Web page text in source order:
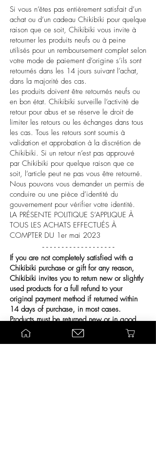
Si vous n’êtes pas entièrement satisfait d’un
achat ou d’un cadeau Chikibiki pour quelque
raison que ce soit, Chikibiki vous invite à
retourner les produits neufs ou à peine
utilisés pour un remboursement complet selon
votre mode de paiement d’origine s’ils sont
retournés dans les 14 jours suivant l’achat,
dans la majorité des cas.
Les produits doivent être retournés neufs ou
en bon état. Chikibiki surveille l’activité de
retour pour abus et se réserve le droit de
limiter les retours ou les échanges dans tous
les cas. Tous les retours sont soumis à
validation et approbation à la discrétion de
Chikibiki. Si un retour n’est pas approuvé
par Chikibiki pour quelque raison que ce
soit, l’article peut ne pas vous être retourné.
Nous pouvons vous demander un permis de
conduire ou une pièce d’identité du
gouvernement pour vérifier votre identité.
LA PRÉSENTE POLITIQUE S’APPLIQUE À
TOUS LES ACHATS EFFECTUÉS À
COMPTER DU 1er mai 2023
-- -- - - - - - - - - - --- - - -
If you are not completely satisfied with a
Chikibiki purchase or gift for any reason,
Chikibiki invites you to return new or slightly
used products for a full refund to your
original payment method if returned within
14 days of purchase, in most cases.
Products must be returned new or in good
condition. Chikibiki monitors the return
activity for abuse and reserves the right to